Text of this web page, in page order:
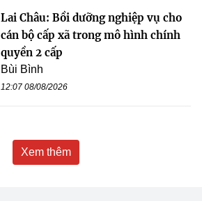
Lai Châu: Bồi dưỡng nghiệp vụ cho
cán bộ cấp xã trong mô hình chính
quyền 2 cấp
Bùi Bình
12:07 08/08/2026
Xem thêm